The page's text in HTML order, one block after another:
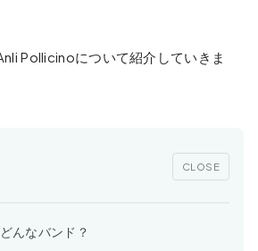
Pollicinoについて紹介していきま
CLOSE
んなバンド？